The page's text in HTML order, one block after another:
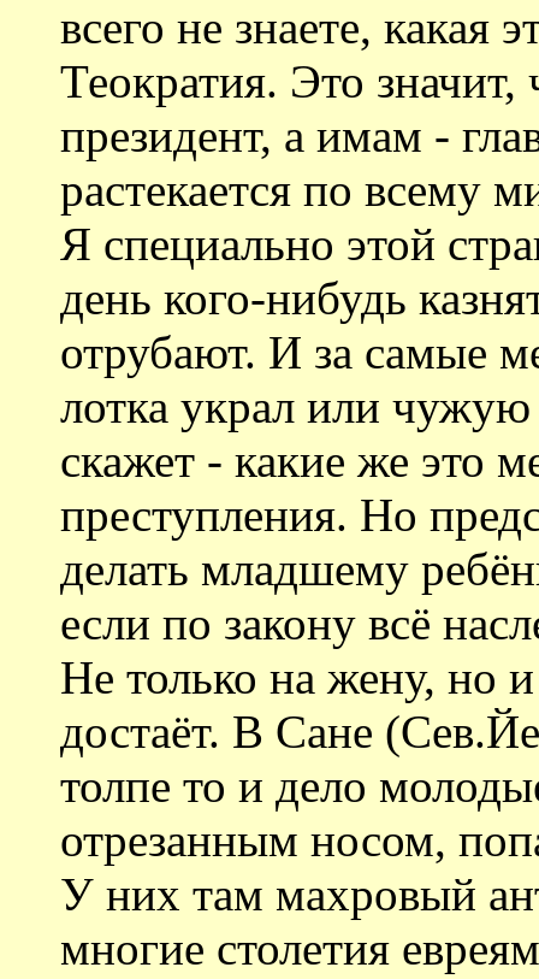
всего не знаете, какая
Теократия. Это
президент, а имам -
растекается по всему
Я специально этой
день кого-нибудь
отрубают. И за самые
лотка украл или
скажет - какие же это
преступления. Но
делать младшему
если по закону всё
Не только на жену, но
достаёт. В Сане
толпе то и дело
отрезанным носом,
У них там махровый
многие столетия